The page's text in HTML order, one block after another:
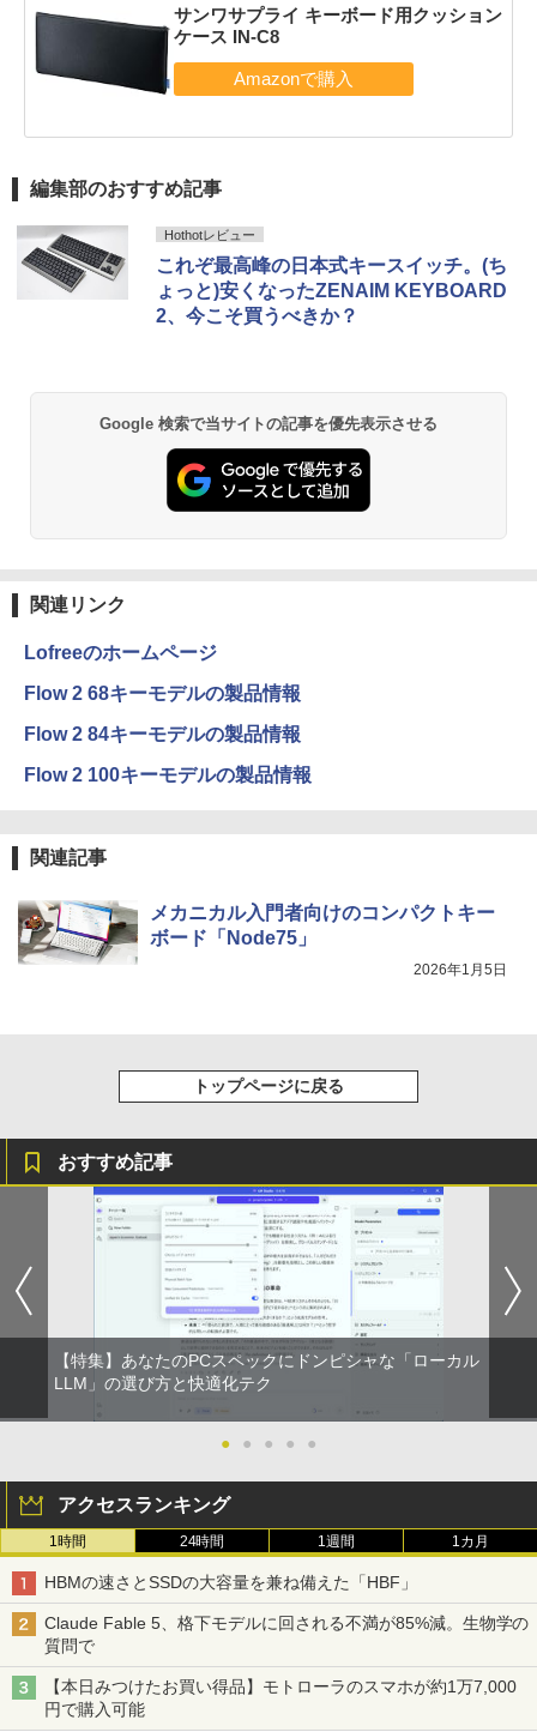
サンワサプライ キーボード用クッション
ケース IN-C8
編集部のおすすめ記事
Hothotレビュー
これぞ最高峰の日本式キースイッチ。(ち
ょっと)安くなったZENAIM KEYBOARD
2、今こそ買うべきか？
Google 検索で当サイトの記事を優先表示させる
関連リンク
Lofreeのホームページ
Flow 2 68キーモデルの製品情報
Flow 2 84キーモデルの製品情報
Flow 2 100キーモデルの製品情報
関連記事
メカニカル入門者向けのコンパクトキー
ボード「Node75」
2026年1月5日
トップページに戻る
おすすめ記事
【特集】あなたのPCスペックにドンピシャな「ローカル
LLM」の選び方と快適化テク
● ● ● ● ●
アクセスランキング
1時間 24時間 1週間 1カ月
HBMの速さとSSDの大容量を兼ね備えた「HBF」
Claude Fable 5、格下モデルに回される不満が85%減。生物学の
質問で
【本日みつけたお買い得品】モトローラのスマホが約1万7,000
円で購入可能